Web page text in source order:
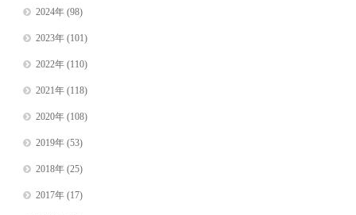
2024年(98)
2023年(101)
2022年(110)
2021年(118)
2020年(108)
2019年(53)
2018年(25)
2017年(17)